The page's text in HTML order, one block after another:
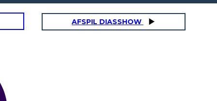
AFSPIL DIASSHOW